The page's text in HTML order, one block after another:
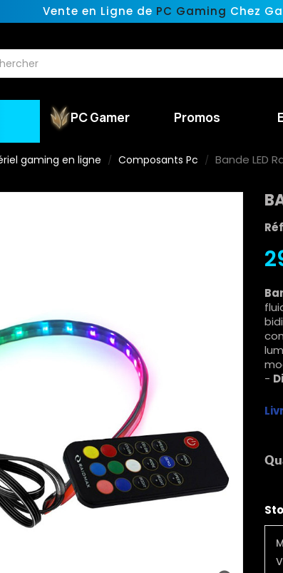
Vente en Ligne de PC Gaming Chez
PC Gamer Promos
gaming en ligne Composants Pc Bande LED
-